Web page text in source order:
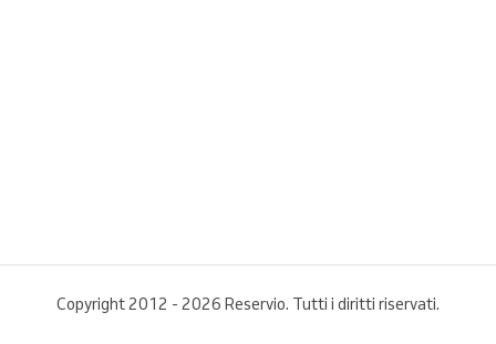
Copyright 2012 - 2026 Reservio. Tutti i diritti riservati.